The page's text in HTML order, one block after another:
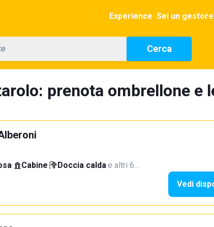
Experience Sei un
Cerca
prenota ombrellone e
· Cabine· Doccia calda·e altri 6…
Vedi